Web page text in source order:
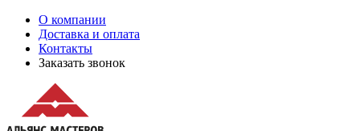
О компании
Доставка и оплата
Контакты
Заказать звонок